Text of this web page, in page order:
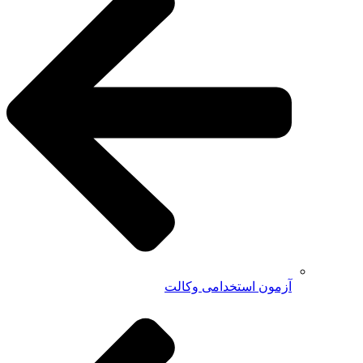
آزمون استخدامی وکالت